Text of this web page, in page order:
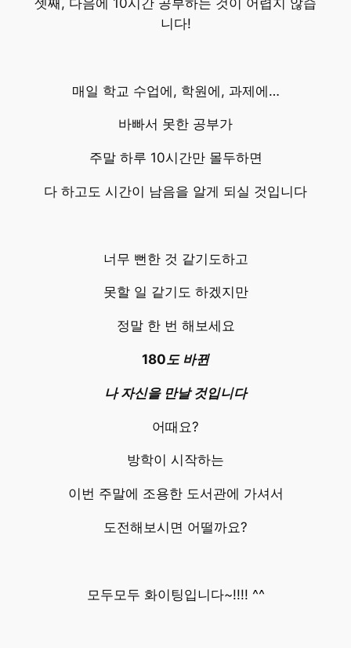
셋째, 다음에 10시간 공부하는 것이 어렵지 않습
니다!
매일 학교 수업에, 학원에, 과제에…
바빠서 못한 공부가
주말 하루 10시간만 몰두하면
다 하고도 시간이 남음을 알게 되실 것입니다
너무 뻔한 것 같기도하고
못할 일 같기도 하겠지만
정말 한 번 해보세요
180도 바뀐
나 자신을 만날 것입니다
어때요?
방학이 시작하는
이번 주말에 조용한 도서관에 가셔서
도전해보시면 어떨까요?
모두모두 화이팅입니다~!!!! ^^